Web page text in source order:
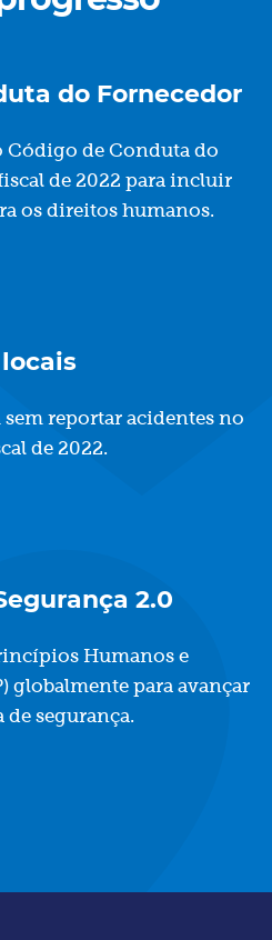
do Fornecedor
Código de Conduta do
de 2022 para incluir
os direitos humanos.
locais
reportar acidentes no
de 2022.
2.0
Humanos e
globalmente para avançar
de segurança.